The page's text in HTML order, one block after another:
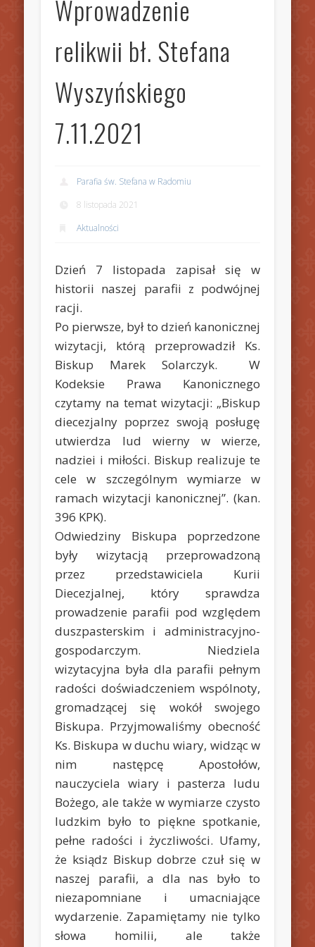
Wprowadzenie
relikwii bł. Stefana
Wyszyńskiego
7.11.2021
Parafia św. Stefana w Radomiu
8 listopada 2021
Aktualności
Dzień 7 listopada zapisał się w
historii naszej parafii z podwójnej
racji.
Po pierwsze, był to dzień kanonicznej
wizytacji, którą przeprowadził Ks.
Biskup Marek Solarczyk. W
Kodeksie Prawa Kanonicznego
czytamy na temat wizytacji: „Biskup
diecezjalny poprzez swoją posługę
utwierdza lud wierny w wierze,
nadziei i miłości. Biskup realizuje te
cele w szczególnym wymiarze w
ramach wizytacji kanonicznej”. (kan.
396 KPK).
Odwiedziny Biskupa poprzedzone
były wizytacją przeprowadzoną
przez przedstawiciela Kurii
Diecezjalnej, który sprawdza
prowadzenie parafii pod względem
duszpasterskim i administracyjno-
gospodarczym. Niedziela
wizytacyjna była dla parafii pełnym
radości doświadczeniem wspólnoty,
gromadzącej się wokół swojego
Biskupa. Przyjmowaliśmy obecność
Ks. Biskupa w duchu wiary, widząc w
nim następcę Apostołów,
nauczyciela wiary i pasterza ludu
Bożego, ale także w wymiarze czysto
ludzkim było to piękne spotkanie,
pełne radości i życzliwości. Ufamy,
że ksiądz Biskup dobrze czuł się w
naszej parafii, a dla nas było to
niezapomniane i umacniające
wydarzenie. Zapamiętamy nie tylko
słowa homilii, ale także